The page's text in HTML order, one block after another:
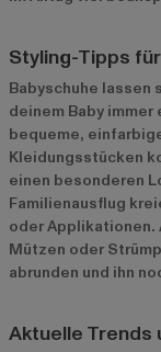
Styling-Tipps
Babyschuhe
deinem Baby immer
bequeme,
Kleidungsstücken
einen besonderen
Familienausflug
oder Applikationen.
Mützen oder
abrunden und ihn
Aktuelle Trends